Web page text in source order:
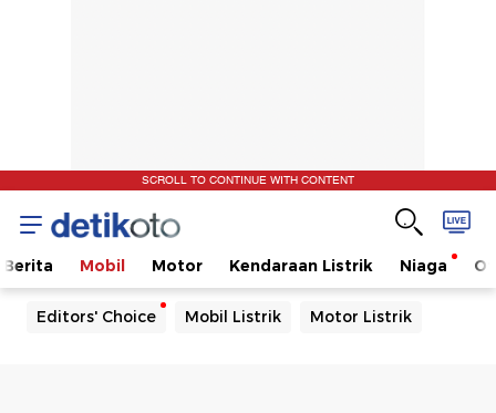
SCROLL TO CONTINUE WITH CONTENT
Berita Mobil Motor Kendaraan Listrik Niaga
Editors' Choice Mobil Listrik Motor Listrik